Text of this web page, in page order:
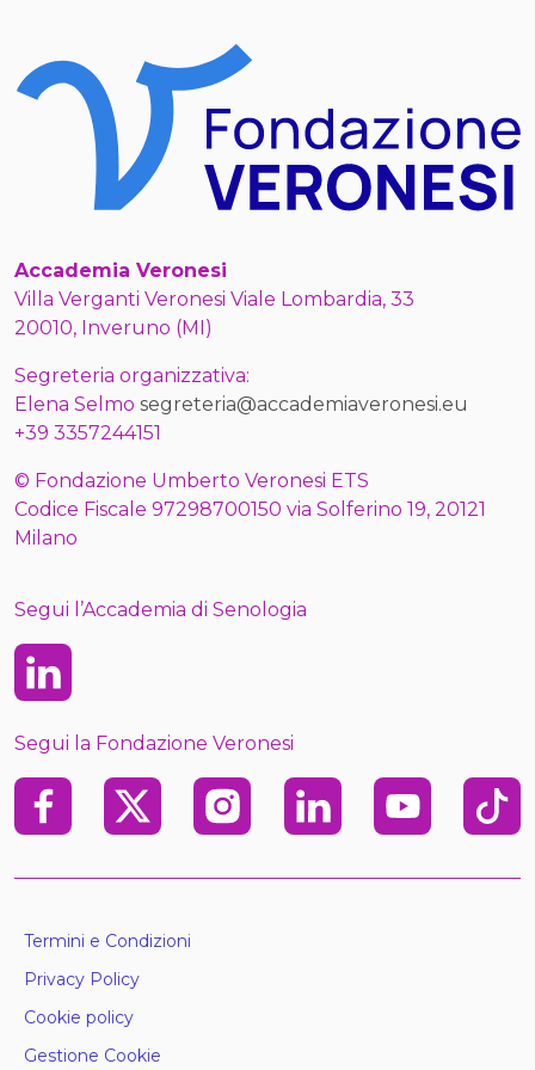
Accademia Veronesi
Villa Verganti Veronesi Viale Lombardia, 33
20010, Inveruno (MI)
Segreteria organizzativa:
Elena Selmo segreteria@accademiaveronesi.eu
+39 3357244151
© Fondazione Umberto Veronesi ETS
Codice Fiscale 97298700150 via Solferino 19, 20121
Milano
Segui l’Accademia di Senologia
Linkedin
Segui la Fondazione Veronesi
FacebookX InstagramLinkedin Youtube TikTok
Termini e Condizioni
Privacy Policy
Cookie policy
Gestione Cookie